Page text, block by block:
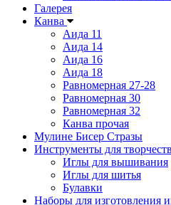
Галерея
Канва
Аида 11
Аида 14
Аида 16
Аида 18
Равномерная 27-28
Равномерная 30
Равномерная 32
Канва прочая
Мулине Бисер Стразы
Инструменты для
Иглы для вышивания
Иглы для шитья
Булавки
Наборы для изготовления